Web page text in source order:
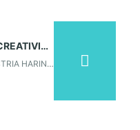
JUAN CARLOS MESTRE LA CREATIVIDAD COMO CLAMOR EMERGENTE DE LIBERTAD. MIHACALE. GORDONCILLO
MIHACALE. MUSEO DE LA INDUSTRIA HARINERA